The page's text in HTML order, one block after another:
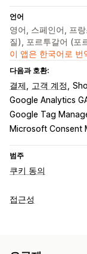
언어
영어, 스페인어, 프
질), 포르투갈어 (포
이 앱은 한국어로 번
다음과 호환:
결제 고객 계정
Google Analytics
Google Tag
Microsoft Consent
범주
쿠키 동의
표시 옵션
접근성